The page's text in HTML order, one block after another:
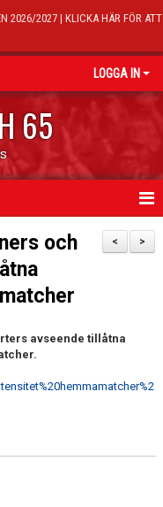
2026/2027 | KLICKA HÄR FÖR ATT
LOGGA IN
65
>
<
och
avseende tillåtna